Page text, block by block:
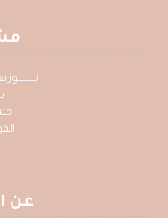
عن